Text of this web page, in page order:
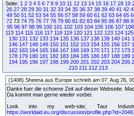
Seite: 1 2 3 4 5 6 7 8 9 10 11 12 13 14 15 16 17 18 19
26 27 28 29 30 31 32 33 34 35 36 37 38 39 40 41 42
49 50 51 52 53 54 55 56 57 58 59 60 61 62 63 64 65
72 73 74 75 76 77 78 79 80 81 82 83 84 85 86 87 88
95 96 97 98 99 100 101 102 103 104 105 106 107 108
113 114 115 116 117 118 119 120 121 122 123 124 125
130 131 132 133 134 135 136 137 138 139 140 141
146 147 148 149 150 151 152 153 154 155 156 157
162 163 164 165 166 167 168 169 170 171 172 173
178 179 180 181 182 183 184 185 186 187 188 189
194 195 196 197 198 199 200 201 202 203 204 205
210 211 212 213
(1408) Sheena aus Europe schrieb am 07. Aug 26,
Danke fuer die schoene Zeit auf dieser Webseite.
Da kommt man gerne wieder vorbei.
Look into my web-site; Taur
https://worldaid.eu.org/discussion/